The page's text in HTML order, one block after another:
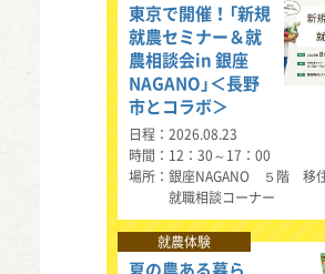
東京で開催！「新規
就農セミナー＆就
農相談会in 銀座
NAGANO」＜長野
市とコラボ＞
日程
2026.08.23
時間
12：30～17：00
場所
銀座NAGANO ５階 移
就職相談コーナー
就農体験